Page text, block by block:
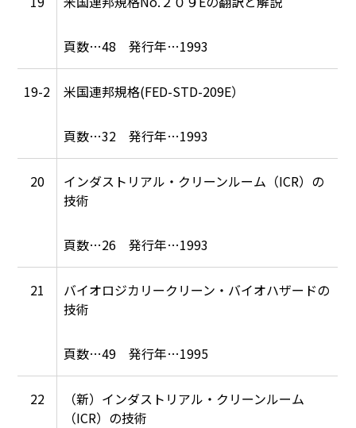
48 1993
19-2 米国連邦規格(FED-STD-209E）
32 1993
20
インダストリアル・クリーンルーム（ICR）の
技術
26 1993
21
バイオロジカリークリーン・バイオハザードの
技術
49 1995
22
（新）インダストリアル・クリーンルーム
（ICR）の技術